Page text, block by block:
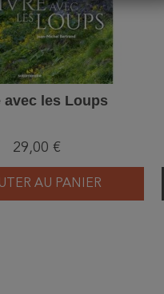
avec les Loups
29,00 €
AU PANIER